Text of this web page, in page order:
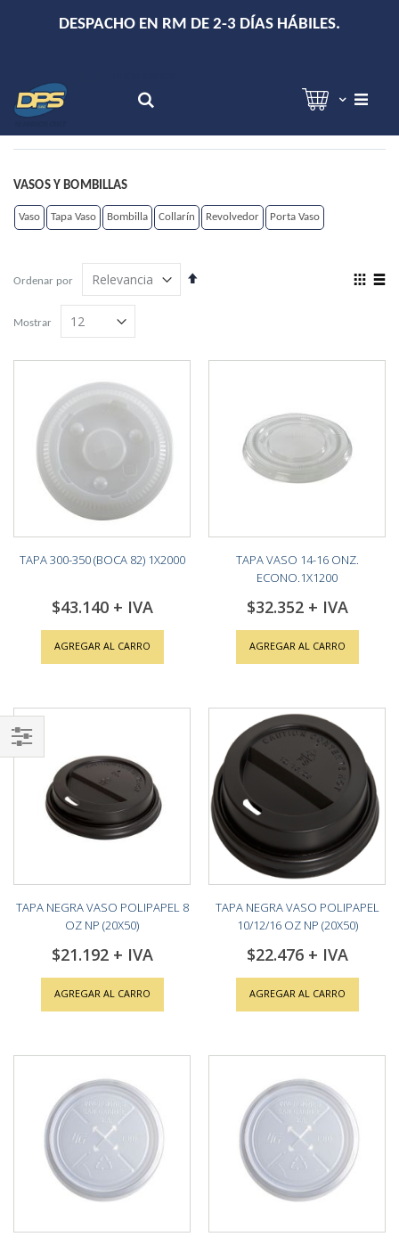
DESPACHO EN RM DE 2-3 DÍAS HÁBILES.
Ordenar por
Establecer
View
Mostrar
TAPA 300-350 (BOCA 82) 1X2000
$43.140
AGREGAR AL CARRO
TAPA VASO 14-16 ONZ.
ECONO.1X1200
$32.352
AGREGAR AL CARRO
TAPA NEGRA VASO POLIPAPEL 8
OZ NP (20X50)
$21.192
AGREGAR AL CARRO
TAPA NEGRA VASO POLIPAPEL
10/12/16 OZ NP (20X50)
$22.476
AGREGAR AL CARRO
VASOS Y BOMBILLAS
Vaso Tapa Vaso Bombilla Collarín Revolvedor Porta Vaso
Shop